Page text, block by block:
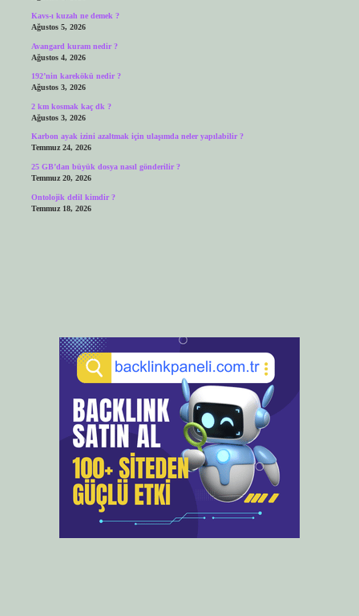
Kavs-ı kuzah ne demek ?
Ağustos 5, 2026
Avangard kuram nedir ?
Ağustos 4, 2026
192’nin karekökü nedir ?
Ağustos 3, 2026
2 km kosmak kaç dk ?
Ağustos 3, 2026
Karbon ayak izini azaltmak için ulaşımda neler yapılabilir ?
Temmuz 24, 2026
25 GB’dan büyük dosya nasıl gönderilir ?
Temmuz 20, 2026
Ontolojik delil kimdir ?
Temmuz 18, 2026